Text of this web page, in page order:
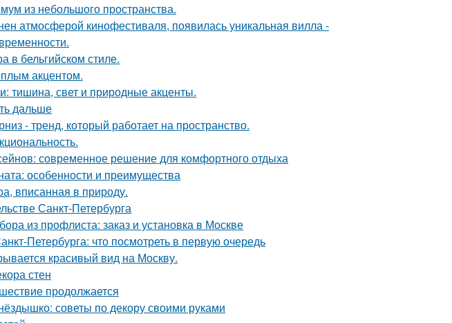
из небольшого пространства.
атмосферой кинофестиваля, появилась уникальная вилла -
в бельгийском стиле.
акцентом.
тишина, свет и природные акценты.
дальше
- тренд, который работает на пространство.
современное решение для комфортного отдыха
особенности и преимущества
вписанная в природу.
Санкт-Петербурга
из профлиста: заказ и установка в Москве
Петербурга: что посмотреть в первую очередь
красивый вид на Москву.
стен
продолжается
советы по декору своими руками